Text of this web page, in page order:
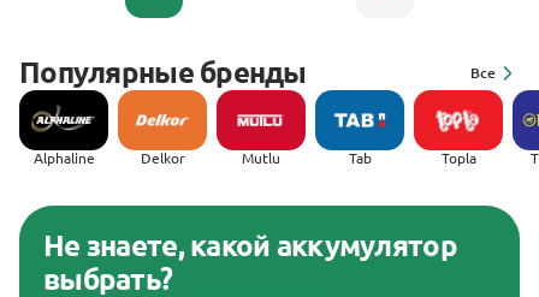
Популярные бренды Все
Alphaline Delkor Mutlu Tab Topla
Не знаете, какой аккумулятор
выбрать?